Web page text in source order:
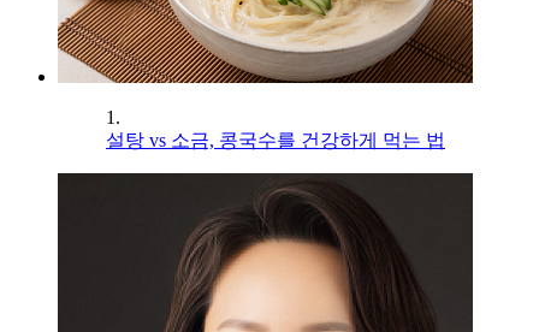
1.
설탕 vs 소금, 콩국수를 건강하게 먹는 법